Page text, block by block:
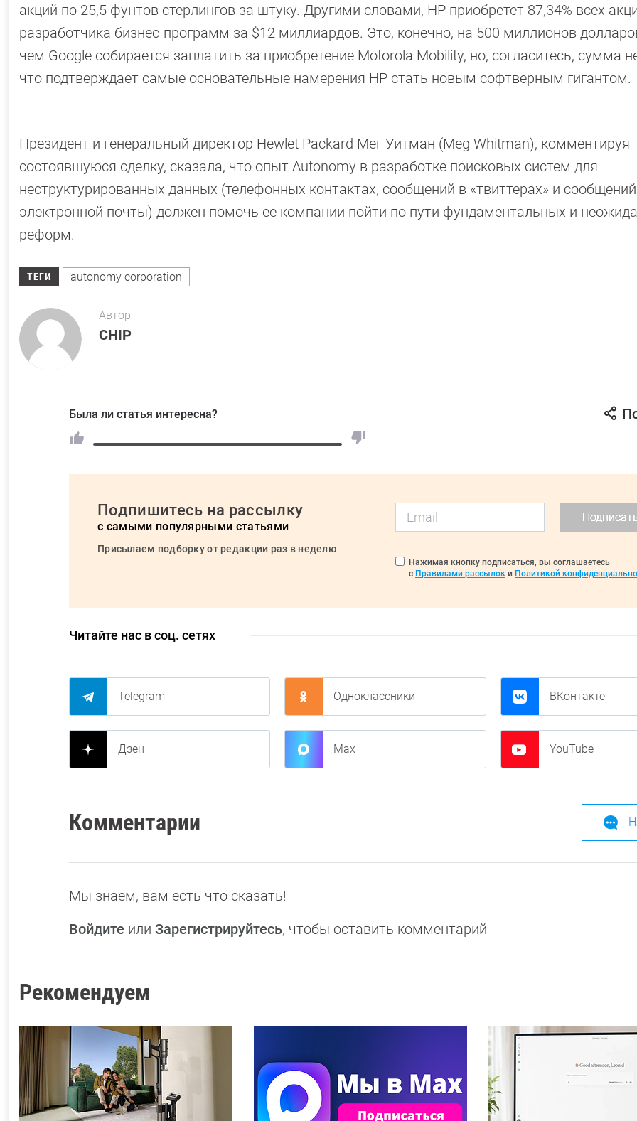
акций по 25,5 фунтов стерлингов за штуку. Другими словами, HP приобретет 87,34% всех
разработчика бизнес-программ за $12 миллиардов. Это, конечно, на 500 миллионов
чем Google собирается заплатить за приобретение Motorola Mobility, но, согласитесь, сумма
что подтверждает самые основательные намерения HP стать новым софтверным гигантом.
Президент и генеральный директор Hewlet Packard Мег Уитман (Meg Whitman), комментируя
состоявшуюся сделку, сказала, что опыт Autonomy в разработке поисковых систем для
неструктурированных данных (телефонных контактах, сообщений в «твиттерах» и сообщений
электронной почты) должен помочь ее компании пойти по пути фундаментальных и
реформ.
ТЕГИ autonomy corporation
Автор
CHIP
Была ли статья интересна?
Подпишитесь на рассылку
с самыми популярными статьями
Присылаем подборку от редакции раз в неделю
Нажимая кнопку подписаться, вы соглашаетесь
с Правилами рассылок и Политикой
Читайте нас в соц. сетях
Telegram Одноклассники ВКонтакте
Дзен Max YouTube
Комментарии
Мы знаем, вам есть что сказать!
Войдите или Зарегистрируйтесь, чтобы оставить комментарий
Рекомендуем